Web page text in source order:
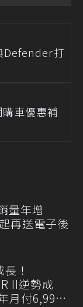
Defender打
車優惠補
量年增
再送電子後
！
II逆勢成
月付6,999